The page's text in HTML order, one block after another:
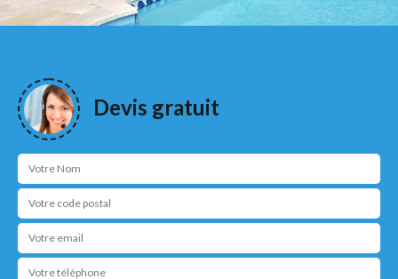
Devis gratuit